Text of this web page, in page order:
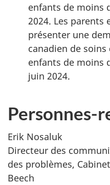
enfants de moins
2024. Les
présenter une
canadien de
enfants de moins
juin 2024.
Personnes-
Erik Nosaluk
Directeur des
des problèmes,
Beech